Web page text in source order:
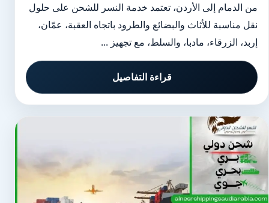
من الدمام إلى الأردن، تعتمد خدمة النسر للشحن على حلول
نقل مناسبة للأثاث والبضائع والطرود باتجاه العقبة، عمّان،
إربد، الزرقاء، مادبا، والسلط، مع تجهيز ...
قراءة التفاصيل